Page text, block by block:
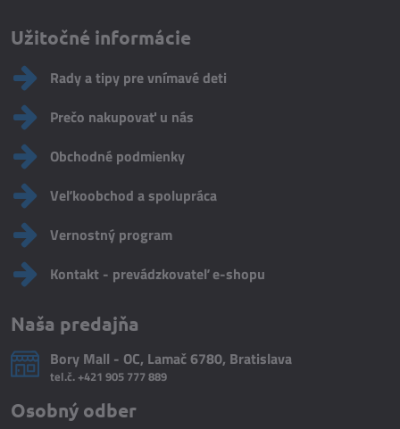
Užitočné informácie
Rady a tipy pre vnímavé deti
Prečo nakupovať u nás
Obchodné podmienky
Veľkoobchod a spolupráca
Vernostný program
Kontakt - prevádzkovateľ e-shopu
Naša predajňa
Bory Mall - OC, Lamač 6780, Bratislava
tel.č.+421 905 777 889
Osobný odber